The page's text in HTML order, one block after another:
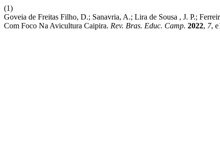
(1)
Goveia de Freitas Filho, D.; Sanavria, A.; Lira de Sousa , J. P.;
Com Foco Na Avicultura Caipira. Rev. Bras. Educ. Camp. 2022, 7,